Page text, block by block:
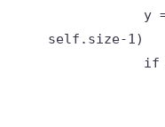
self.size-1)